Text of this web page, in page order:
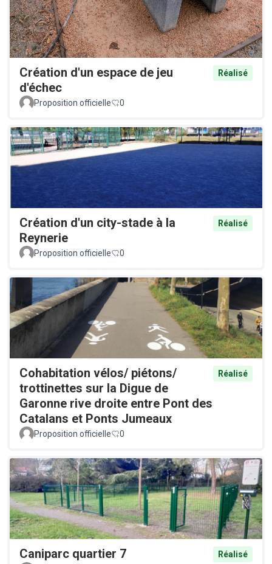
Création d'un espace de jeu
d'échec
Réalisé
Proposition officielle 0
Création d'un city-stade à la
Reynerie
Réalisé
Proposition officielle 0
Cohabitation vélos/ piétons/
trottinettes sur la Digue de
Garonne rive droite entre Pont des
Catalans et Ponts Jumeaux
Réalisé
Proposition officielle 0
Caniparc quartier 7
Réalisé